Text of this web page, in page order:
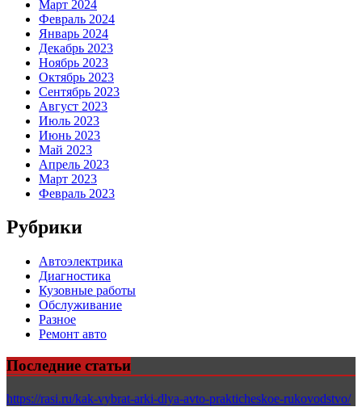
Март 2024
Февраль 2024
Январь 2024
Декабрь 2023
Ноябрь 2023
Октябрь 2023
Сентябрь 2023
Август 2023
Июль 2023
Июнь 2023
Май 2023
Апрель 2023
Март 2023
Февраль 2023
Рубрики
Автоэлектрика
Диагностика
Кузовные работы
Обслуживание
Разное
Ремонт авто
Последние статьи
https://rasi.ru/kak-vybrat-arki-dlya-avto-prakticheskoe-rukovodstvo/